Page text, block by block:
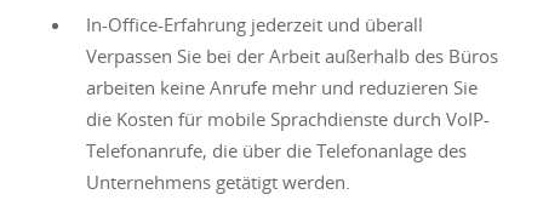
In-Office-Erfahrung jederzeit und überall
Verpassen Sie bei der Arbeit außerhalb des Büros
arbeiten keine Anrufe mehr und reduzieren Sie
die Kosten für mobile Sprachdienste durch VoIP-
Telefonanrufe, die über die Telefonanlage des
Unternehmens getätigt werden.